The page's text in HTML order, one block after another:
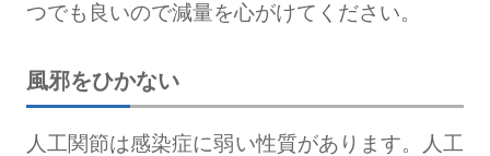
つでも良いので減量を心がけてください。
風邪をひかない
人工関節は感染症に弱い性質があります。人工